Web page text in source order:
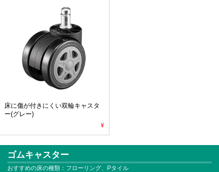
床に傷が付きにくい双輪キャスタ
ー(グレー)
¥
ゴムキャスター
おすすめの床の種類：フローリング、Pタイル